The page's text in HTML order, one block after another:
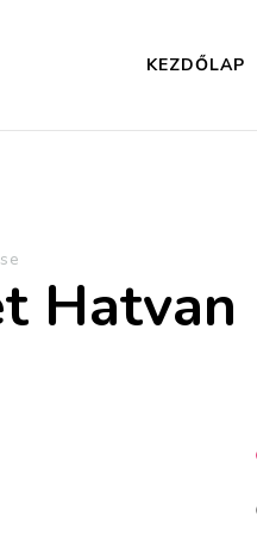
KEZDŐLAP
Hatvan